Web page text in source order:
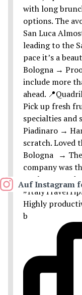
Highly
b
Auf Instagram